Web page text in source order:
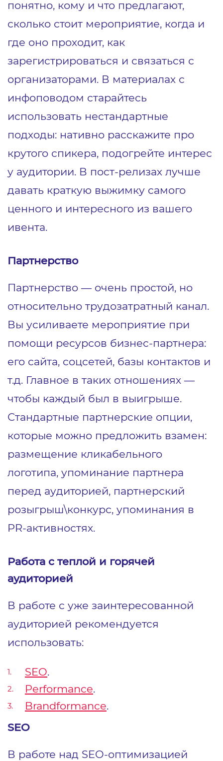
понятно, кому и что предлагают,
сколько стоит мероприятие, когда и
где оно проходит, как
зарегистрироваться и связаться с
организаторами. В материалах с
инфоповодом старайтесь
использовать нестандартные
подходы: нативно расскажите про
крутого спикера, подогрейте интерес
у аудитории. В пост-релизах лучше
давать краткую выжимку самого
ценного и интересного из вашего
ивента.
Партнерство
Партнерство ― очень простой, но
относительно трудозатратный канал.
Вы усиливаете мероприятие при
помощи ресурсов бизнес-партнера:
его сайта, соцсетей, базы контактов и
т.д. Главное в таких отношениях ―
чтобы каждый был в выигрыше.
Стандартные партнерские опции,
которые можно предложить взамен:
размещение кликабельного
логотипа, упоминание партнера
перед аудиторией, партнерский
розыгрыш\конкурс, упоминания в
PR-активностях.
Работа с теплой и горячей
аудиторией
В работе с уже заинтересованной
аудиторией рекомендуется
использовать:
SEO.
Performance.
Brandformance.
SEO
В работе над SEO-оптимизацией